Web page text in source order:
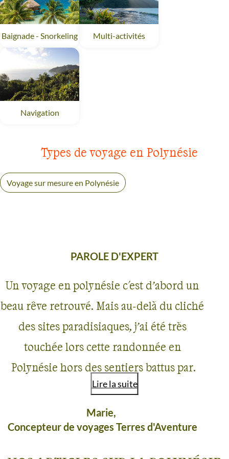
Baignade - Snorkeling Polynésie
Multi-activitésPolynésie
Navigation
Types de voyage en Polynésie
Voyage sur mesure en Polynésie
PAROLE D'EXPERT
Un voyage en polynésie c'est d’abord un
beau rêve retrouvé. Mais au-delà du cliché
des sites paradisiaques, j’ai été très
touchée lors cette randonnée en
Polynésie hors des sentiers battus par
cette nature vierge et cette végétation
sauvage. Quelques nuits passées dans des
pensions tenues par des habitants
Lire la suite
Marie,
Concepteur de voyages Terres d'Aventure